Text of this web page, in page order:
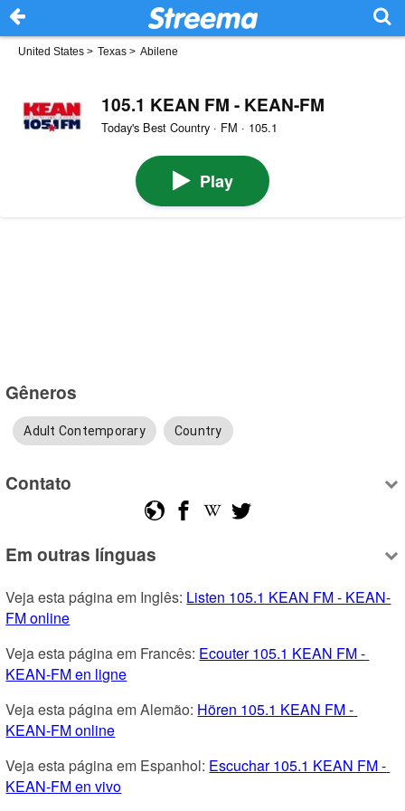
United States > Texas > Abilene
105.1 KEAN FM - KEAN-FM
Today's Best Country · FM · 105.1
Play
Gêneros
Adult Contemporary Country
Contato
Em outras línguas
Veja esta página em Inglês: Listen 105.1 KEAN FM - KEAN-
FM online
Veja esta página em Francês: Ecouter 105.1 KEAN FM -
KEAN-FM en ligne
Veja esta página em Alemão: Hören 105.1 KEAN FM -
KEAN-FM online
Veja esta página em Espanhol: Escuchar 105.1 KEAN FM -
KEAN-FM en vivo